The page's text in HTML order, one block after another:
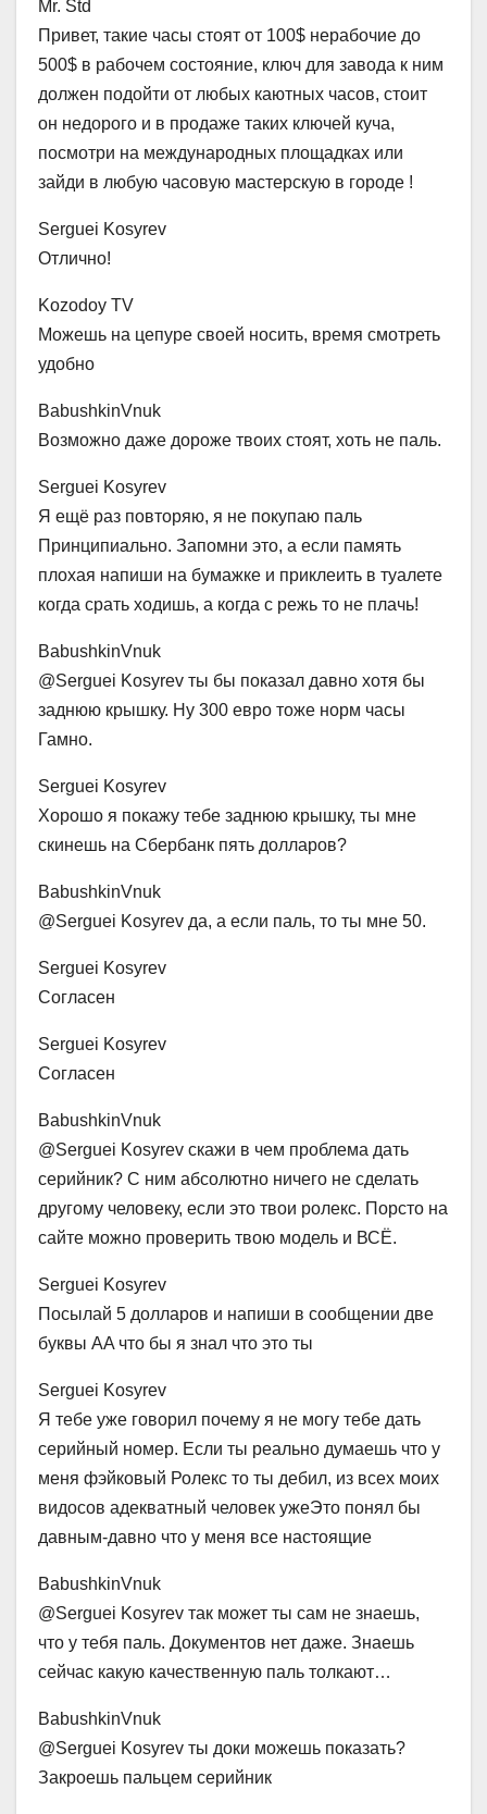
Mr. Std
Привет, такие часы стоят от 100$ нерабочие до
500$ в рабочем состояние, ключ для завода к ним
должен подойти от любых каютных часов, стоит
он недорого и в продаже таких ключей куча,
посмотри на международных площадках или
зайди в любую часовую мастерскую в городе !
Serguei Kosyrev
Отлично!
Kozodoy TV
Можешь на цепуре своей носить, время смотреть
удобно
BabushkinVnuk
Возможно даже дороже твоих стоят, хоть не паль.
Serguei Kosyrev
Я ещё раз повторяю, я не покупаю паль
Принципиально. Запомни это, а если память
плохая напиши на бумажке и приклеить в туалете
когда срать ходишь, а когда с режь то не плачь!
BabushkinVnuk
@Serguei Kosyrev ты бы показал давно хотя бы
заднюю крышку. Ну 300 евро тоже норм часы
Гамно.
Serguei Kosyrev
Хорошо я покажу тебе заднюю крышку, ты мне
скинешь на Сбербанк пять долларов?
BabushkinVnuk
@Serguei Kosyrev да, а если паль, то ты мне 50.
Serguei Kosyrev
Согласен
Serguei Kosyrev
Согласен
BabushkinVnuk
@Serguei Kosyrev скажи в чем проблема дать
серийник? С ним абсолютно ничего не сделать
другому человеку, если это твои ролекс. Порсто на
сайте можно проверить твою модель и ВСЁ.
Serguei Kosyrev
Посылай 5 долларов и напиши в сообщении две
буквы AA что бы я знал что это ты
Serguei Kosyrev
Я тебе уже говорил почему я не могу тебе дать
серийный номер. Если ты реально думаешь что у
меня фэйковый Ролекс то ты дебил, из всех моих
видосов адекватный человек ужеЭто понял бы
давным-давно что у меня все настоящие
BabushkinVnuk
@Serguei Kosyrev так может ты сам не знаешь,
что у тебя паль. Документов нет даже. Знаешь
сейчас какую качественную паль толкают…
BabushkinVnuk
@Serguei Kosyrev ты доки можешь показать?
Закроешь пальцем серийник